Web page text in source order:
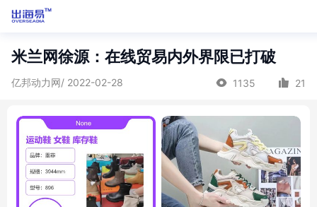
米兰网徐源：在线贸易内外界限已打破
亿邦动力网/ 2022-02-28 1135 21